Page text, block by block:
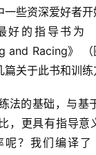
些资深爱好者
好的指导书为
and Racing》 （
关于此书和训练
法的基础，与基
，更具有指导意
呢？我们编译